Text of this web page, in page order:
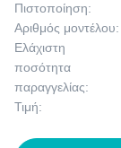
Πιστοποίηση:
Αριθμός μοντέλου:
Ελάχιστη
ποσότητα
παραγγελίας:
Τιμή: